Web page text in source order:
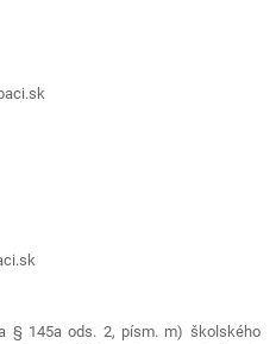
§ 145a ods. 2, písm. m) školského